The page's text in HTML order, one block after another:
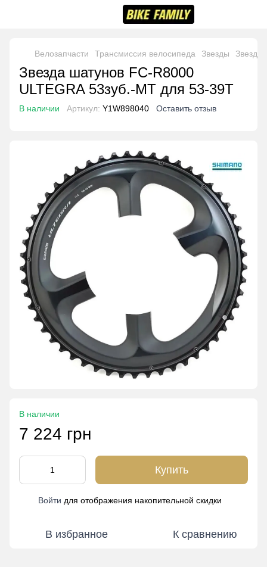
Велозапчасти Трансмиссия велосипеда Звезды Звезды
Звезда шатунов FC-R8000
ULTEGRA 53зуб.-MT для 53-39T
В наличии Артикул: Y1W898040 Оставить отзыв
В наличии
7 224 грн
Купить
Войти для отображения накопительной скидки
В избранное К сравнению